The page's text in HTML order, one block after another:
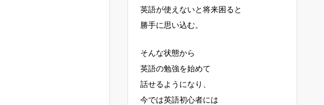
英語が使えないと将来困ると
勝手に思い込む。
そんな状態から
英語の勉強を始めて
話せるようになり、
今では英語初心者には